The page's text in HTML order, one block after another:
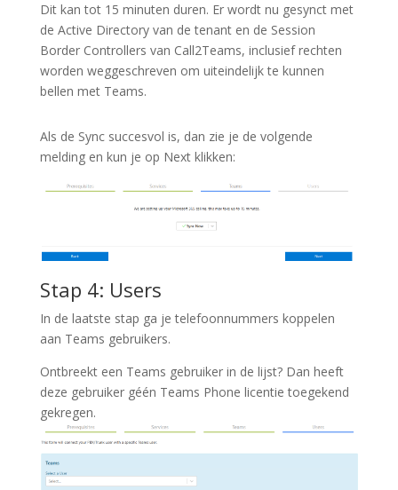
Dit kan tot 15 minuten duren. Er wordt nu gesynct met
de Active Directory van de tenant en de Session
Border Controllers van Call2Teams, inclusief rechten
worden weggeschreven om uiteindelijk te kunnen
bellen met Teams.
Als de Sync succesvol is, dan zie je de volgende
melding en kun je op Next klikken:
Stap 4: Users
In de laatste stap ga je telefoonnummers koppelen
aan Teams gebruikers.
Ontbreekt een Teams gebruiker in de lijst? Dan heeft
deze gebruiker géén Teams Phone licentie toegekend
gekregen.